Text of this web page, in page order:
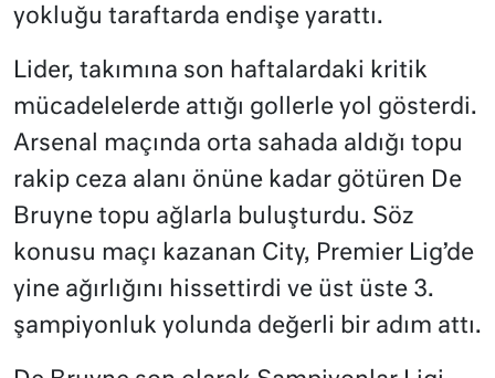
yokluğu taraftarda endişe yarattı.
Lider, takımına son haftalardaki kritik
mücadelelerde attığı gollerle yol gösterdi.
Arsenal maçında orta sahada aldığı topu
rakip ceza alanı önüne kadar götüren De
Bruyne topu ağlarla buluşturdu. Söz
konusu maçı kazanan City, Premier Lig’de
yine ağırlığını hissettirdi ve üst üste 3.
şampiyonluk yolunda değerli bir adım attı.